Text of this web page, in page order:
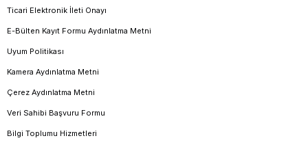
Ticari Elektronik İleti Onayı
E-Bülten Kayıt Formu Aydınlatma Metni
Uyum Politikası
Kamera Aydınlatma Metni
Çerez Aydınlatma Metni
Veri Sahibi Başvuru Formu
Bilgi Toplumu Hizmetleri